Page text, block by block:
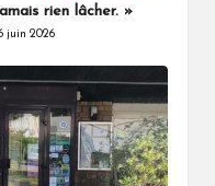
rien lâcher. »
juin 2026